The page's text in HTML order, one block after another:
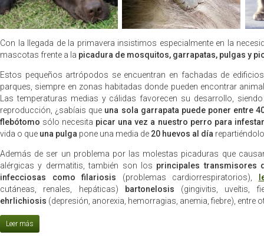
Con la llegada de la primavera insistimos especialmente en la
mascotas frente a la picadura de mosquitos, garrapatas, pulgas y
Estos pequeños artrópodos se encuentran en fachadas de
parques, siempre en zonas habitadas donde pueden encontrar
Las temperaturas medias y cálidas favorecen su desarrollo,
reproducción, ¿sabíais que una sola garrapata puede poner entre
flebótomo sólo necesita picar una vez a nuestro perro para
vida o que una pulga pone una media de 20 huevos al día
Además de ser un problema por las molestas picaduras que
alérgicas y dermatitis, también son los principales transmisores
infecciosas como filariosis (problemas cardiorrespiratorios),
cutáneas, renales, hepáticas)
bartonelosis (gingivitis, uveítis,
ehrlichiosis (depresión, anorexia, hemorragias, anemia, fiebre), entre